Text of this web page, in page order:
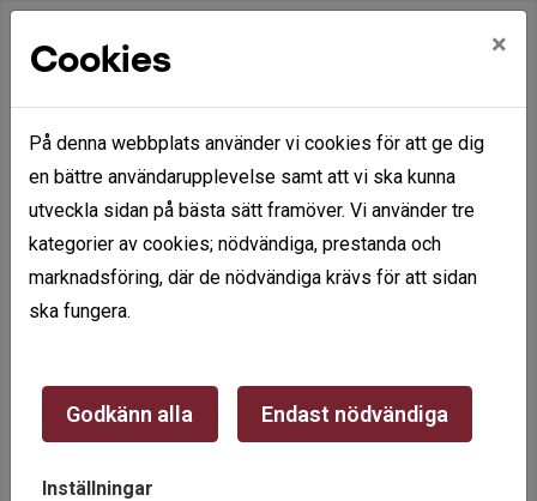
Hem Mina sidor
Mina sidor
Mobilt BankID Lösenord
Cookies ×
På denna webbplats använder vi cookies för att ge dig
en bättre användarupplevelse samt att vi ska kunna
utveckla sidan på bästa sätt framöver. Vi använder tre
kategorier av cookies; nödvändiga, prestanda och
marknadsföring, där de nödvändiga krävs för att sidan
ska fungera.
Godkänn alla Endast nödvändiga
Inställningar